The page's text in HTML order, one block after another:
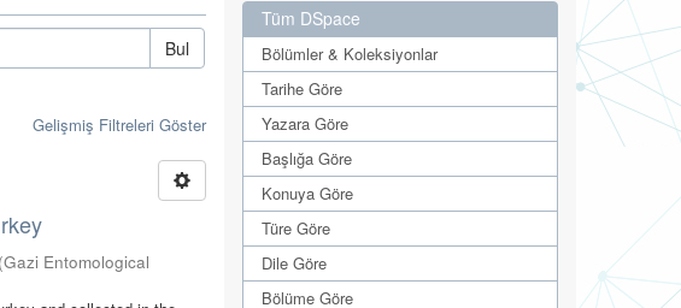
Bul
Gelişmiş Filtreleri Göster
(Gazi Entomological
Tüm DSpace
Bölümler & Koleksiyonlar
Tarihe Göre
Yazara Göre
Başlığa Göre
Konuya Göre
Türe Göre
Dile Göre
Bölüme Göre